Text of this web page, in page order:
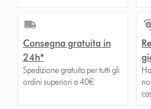
Consegna gratuita in
24h*
Spedizione gratuita per tutti gli
ordini superiori a 40€